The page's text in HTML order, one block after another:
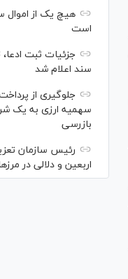
هیچ یک از اموال
است
سند اعلام شد
سهمیه ارزی به یک
بازرسی
رئیس سازمان
اربعین و دلالی در